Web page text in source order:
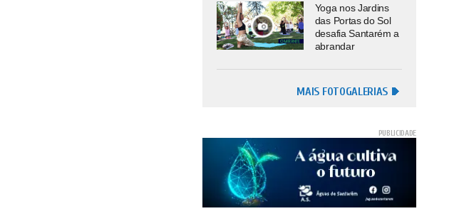
Yoga nos Jardins
das Portas do Sol
desafia Santarém a
abrandar
MAIS FOTOGALERIAS